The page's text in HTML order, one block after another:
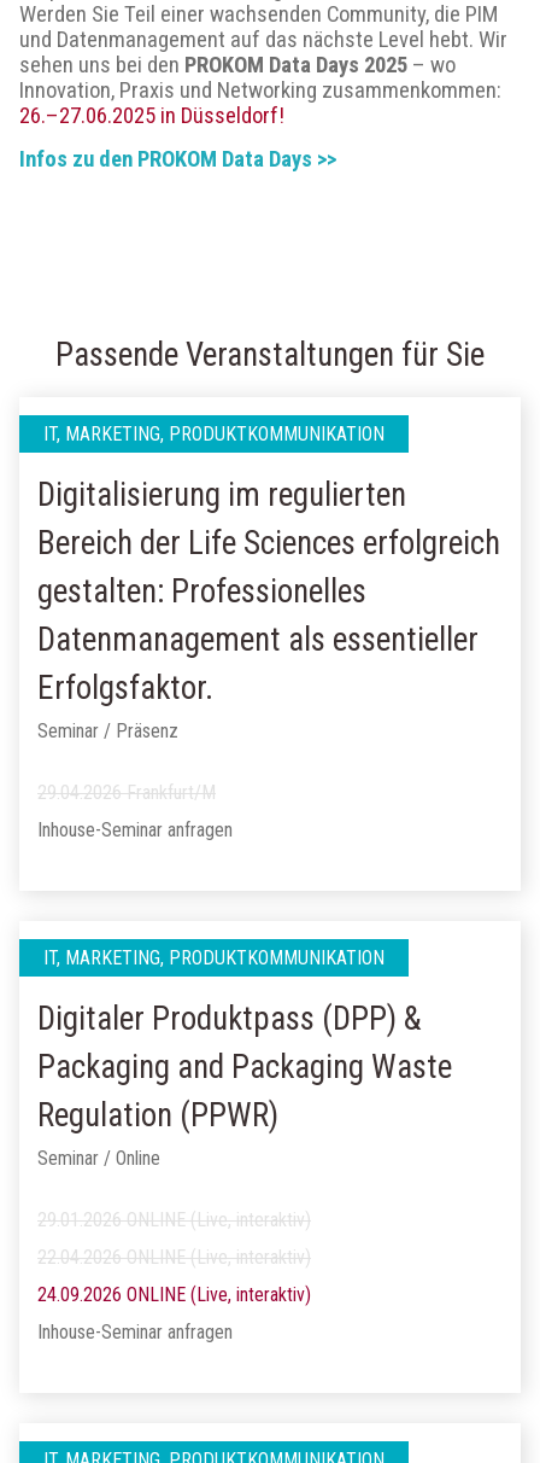
Werden Sie Teil einer wachsenden Community, die PIM
und Datenmanagement auf das nächste Level hebt. Wir
sehen uns bei den PROKOM Data Days 2025 – wo
Innovation, Praxis und Networking zusammenkommen:
26.–27.06.2025 in Düsseldorf!
Infos zu den PROKOM Data Days >>
Passende Veranstaltungen für Sie
IT, MARKETING, PRODUKTKOMMUNIKATION
Digitalisierung im regulierten
Bereich der Life Sciences erfolgreich
gestalten: Professionelles
Datenmanagement als essentieller
Erfolgsfaktor.
Seminar / Präsenz
29.04.2026 Frankfurt/M
Inhouse-Seminar anfragen
IT, MARKETING, PRODUKTKOMMUNIKATION
Digitaler Produktpass (DPP) &
Packaging and Packaging Waste
Regulation (PPWR)
Seminar / Online
29.01.2026 ONLINE (Live, interaktiv)
22.04.2026 ONLINE (Live, interaktiv)
24.09.2026 ONLINE (Live, interaktiv)
Inhouse-Seminar anfragen